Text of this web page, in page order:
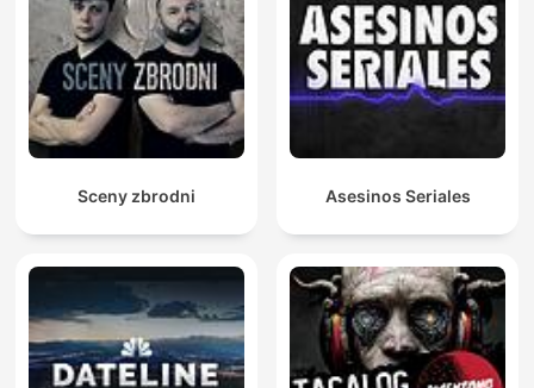
Sceny zbrodni Asesinos Seriales